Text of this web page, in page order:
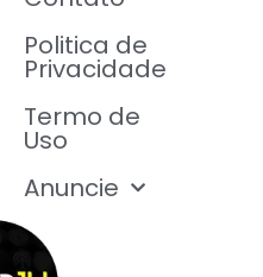
Politica de
Privacidade
Termo de
Uso
Anuncie